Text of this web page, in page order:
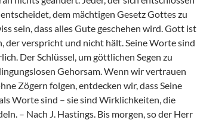
dem mächtigen Gesetz Gottes zu
sein, dass alles Gute geschehen wird. Gott ist
der verspricht und nicht hält. Seine Worte sind
Der Schlüssel, um göttlichen Segen zu
Gehorsam. Wenn wir vertrauen
Zögern folgen, entdecken wir, dass Seine
Worte sind – sie sind Wirklichkeiten, die
– Nach J. Hastings. Bis morgen, so der Herr